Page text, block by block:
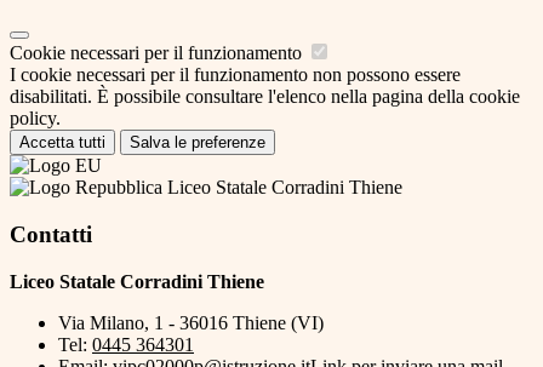
Cookie necessari per il funzionamento
I cookie necessari per il funzionamento non possono essere
disabilitati. È possibile consultare l'elenco nella pagina della cookie
policy.
Accetta tutti Salva le preferenze
Liceo Statale Corradini Thiene
Contatti
Liceo Statale Corradini Thiene
Via Milano, 1 - 36016 Thiene (VI)
Tel: 0445 364301